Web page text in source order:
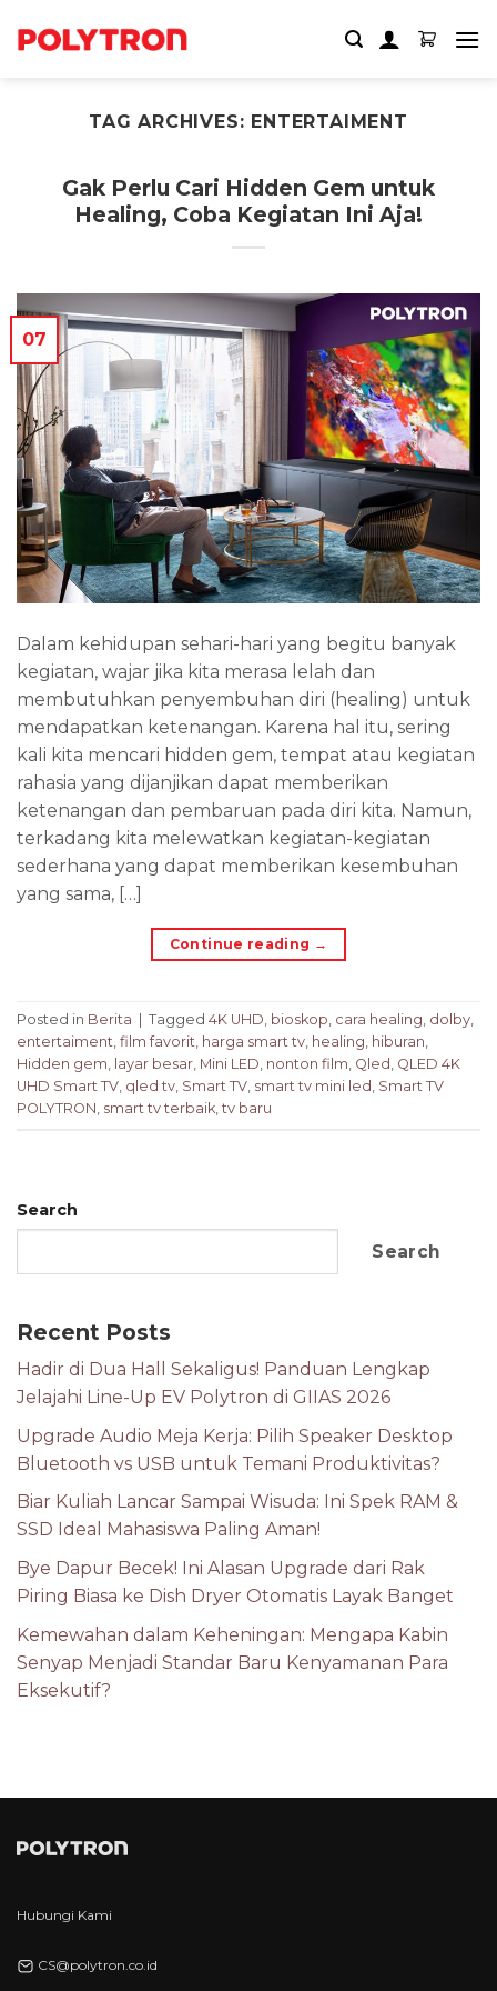
TAG ARCHIVES: ENTERTAIMENT
Gak Perlu Cari Hidden Gem untuk
Healing, Coba Kegiatan Ini Aja!
07
Dalam kehidupan sehari-hari yang begitu banyak
kegiatan, wajar jika kita merasa lelah dan
membutuhkan penyembuhan diri (healing) untuk
mendapatkan ketenangan. Karena hal itu, sering
kali kita mencari hidden gem, tempat atau kegiatan
rahasia yang dijanjikan dapat memberikan
ketenangan dan pembaruan pada diri kita. Namun,
terkadang kita melewatkan kegiatan-kegiatan
sederhana yang dapat memberikan kesembuhan
yang sama, […]
Continue reading →
Posted in Berita Tagged 4K UHD, bioskop, cara healing, dolby,
entertaiment, film favorit, harga smart tv, healing, hiburan,
Hidden gem, layar besar, Mini LED, nonton film, Qled , QLED 4K
UHD Smart TV, qled tv, Smart TV, smart tv mini led , Smart TV
POLYTRON, smart tv terbaik, tv baru
Search
Search
Recent Posts
Hadir di Dua Hall Sekaligus! Panduan Lengkap
Jelajahi Line-Up EV Polytron di GIIAS 2026
Upgrade Audio Meja Kerja: Pilih Speaker Desktop
Bluetooth vs USB untuk Temani Produktivitas?
Biar Kuliah Lancar Sampai Wisuda: Ini Spek RAM &
SSD Ideal Mahasiswa Paling Aman!
Bye Dapur Becek! Ini Alasan Upgrade dari Rak
Piring Biasa ke Dish Dryer Otomatis Layak Banget
Kemewahan dalam Keheningan: Mengapa Kabin
Senyap Menjadi Standar Baru Kenyamanan Para
Eksekutif?
Hubungi Kami
CS@polytron.co.id